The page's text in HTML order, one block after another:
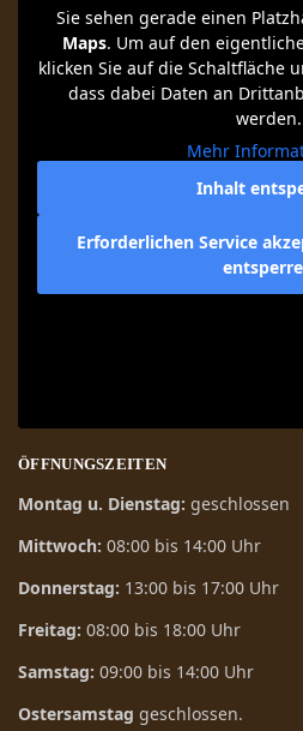
Sie sehen gerade einen
Maps. Um auf den
klicken Sie auf die Schaltfläche
dass dabei Daten an
werden.
Mehr
Inhalt
Erforderlichen Service
ÖFFNUNGSZEITEN
Montag u. Dienstag: geschlossen
Mittwoch: 08:00 bis 14:00 Uhr
Donnerstag: 13:00 bis 17:00 Uhr
Freitag: 08:00 bis 18:00 Uhr
Samstag: 09:00 bis 14:00 Uhr
Ostersamstag geschlossen.